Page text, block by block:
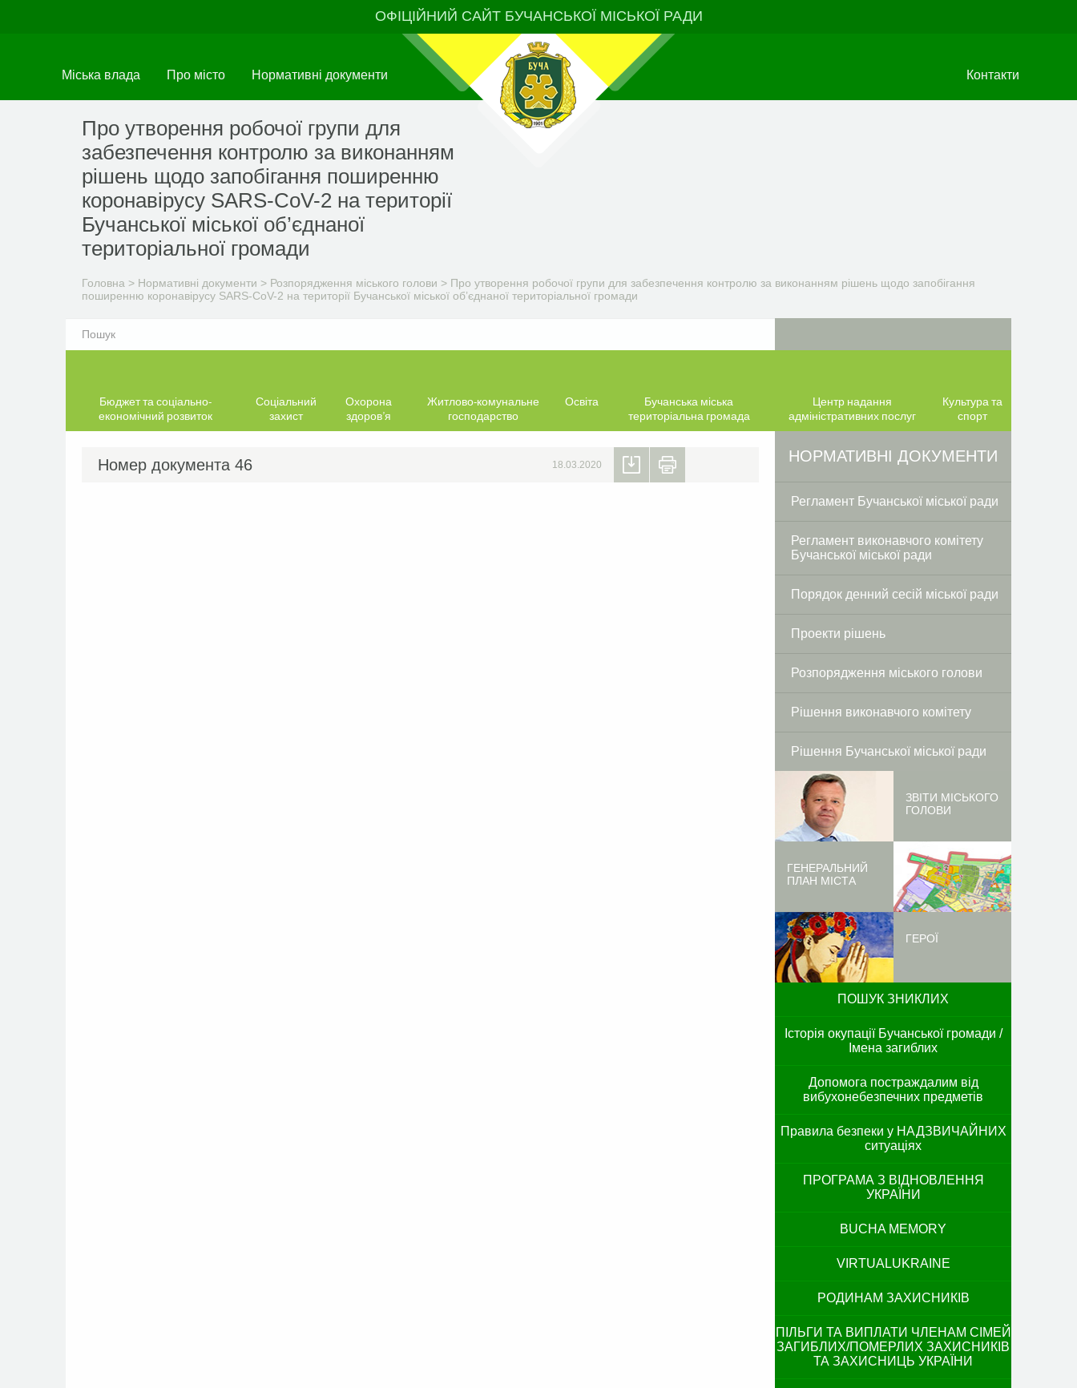
ОФІЦІЙНИЙ САЙТ БУЧАНСЬКОЇ МІСЬКОЇ РАДИ
Міська влада Про місто Нормативні документи Контакти
Про утворення робочої групи для
забезпечення контролю за виконанням
рішень щодо запобігання поширенню
коронавірусу SARS-CoV-2 на території
Бучанської міської об’єднаної
територіальної громади
Головна > Нормативні документи > Розпорядження міського голови > Про утворення робочої групи для забезпечення контролю за виконанням рішень щодо запобігання
поширенню коронавірусу SARS-CoV-2 на території Бучанської міської об’єднаної територіальної громади
Бюджет та соціально-
економічний розвиток
Соціальний
захист
Охорона
здоров’я
Житлово-комунальне
господарство
Освіта
Бучанська міська
територіальна громада
Центр надання
адміністративних послуг
Культура та
спорт
Номер документа 46 18.03.2020 Facebook
Twitter
НОРМАТИВНІ ДОКУМЕНТИ
Регламент Бучанської міської ради
Регламент виконавчого комітету
Бучанської міської ради
Порядок денний сесій міської ради
Проекти рішень
Розпорядження міського голови
Рішення виконавчого комітету
Рішення Бучанської міської ради
ЗВІТИ МІСЬКОГО
ГОЛОВИ
ГЕНЕРАЛЬНИЙ
ПЛАН МІСТА
ГЕРОЇ
ПОШУК ЗНИКЛИХ
Історія окупації Бучанської громади /
Імена загиблих
Допомога постраждалим від
вибухонебезпечних предметів
Правила безпеки у НАДЗВИЧАЙНИХ
ситуаціях
ПРОГРАМА З ВІДНОВЛЕННЯ
УКРАЇНИ
BUCHA MEMORY
VIRTUALUKRAINE
РОДИНАМ ЗАХИСНИКІВ
ПІЛЬГИ ТА ВИПЛАТИ ЧЛЕНАМ СІМЕЙ
ЗАГИБЛИХ/ПОМЕРЛИХ ЗАХИСНИКІВ
ТА ЗАХИСНИЦЬ УКРАЇНИ